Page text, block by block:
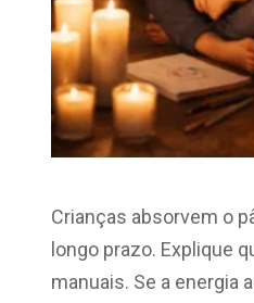
Crianças absorvem o
longo prazo. Explique
manuais. Se a energia